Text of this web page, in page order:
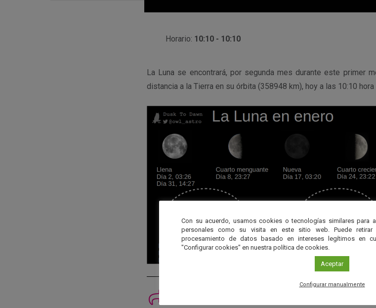
Horario: 10:10 - 10:10
La Luna se encontrará, por segunda mes durante este primer
distancia a la Tierra en su órbita (358948 km), hoy a las 10:10 hora
Con su acuerdo, usamos cookies o tecnologías similares para
personales como su visita en este sitio web. Puede retirar
procesamiento de datos basado en intereses legítimos en
"Configurar cookies" en nuestra política de cookies.
Aceptar
Configurar manualmente